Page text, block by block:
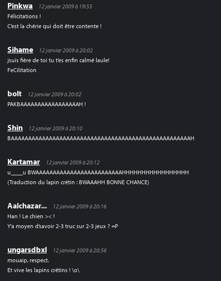
Pinkwa
12 janvier 2009 à 19:55
Félicitations !
C’est la chérie qui doit être contente !
Sihame
12 janvier 2009 à 20:02
jsuis fière de toi tu t’es enfin calmé laule!
FeCilitation
bolt
12 janvier 2009 à 20:02
PAKBAAAAAAAAAAAAAAAAAH !
Shin
12 janvier 2009 à 20:10
BAAAAAAAAAAAAAAAAAAAAAAAAAAAAAAAAAAAAAAAAAAAAAAAAAAAAH
Kartamar
12 janvier 2009 à 20:12
u____u BWAAAAAAAAAAAAAAAAAAAAAAAAAHHHHHHHHHHHHHHHHH
(Traduction du lapin crétin : BWAAAHH BONNE CHANCE)
Aalchazar...
12 janvier 2009 à 20:16
Han ! Le chien >< !
Y’a moyen d’savoir 2-3 truc sur 2-3 jeux ? =P
ungarsdbxl
12 janvier 2009 à 20:56
mouaip, respect.
Et vive les lapins crétins ! \o\